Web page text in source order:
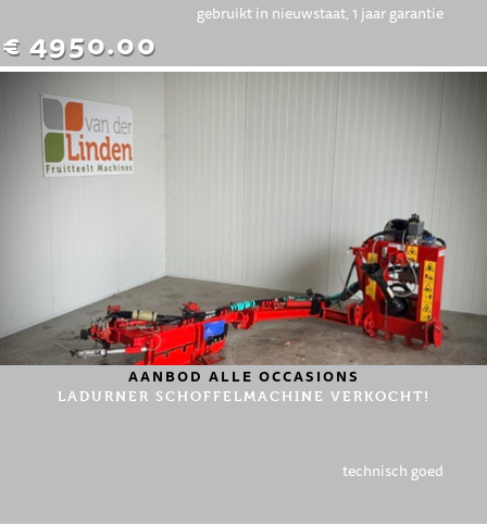
€ 4950.00
gebruikt in nieuwstaat, 1 jaar garantie
AANBOD ALLE OCCASIONS
LADURNER SCHOFFELMACHINE VERKOCHT!
technisch goed